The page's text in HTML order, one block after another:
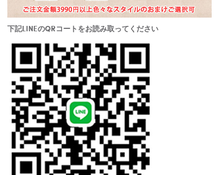
下記LINEのQRコートをお読み取ってください